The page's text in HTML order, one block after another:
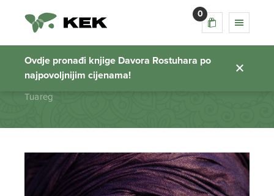
0
Ovdje pronađi knjige Davora Rostuhara po
najpovoljnijim cijenama!
Tuareg
Početna stranica
Tuareg